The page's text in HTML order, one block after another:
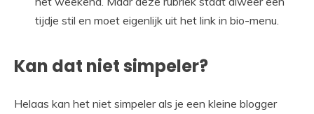
tijdje stil en moet eigenlijk uit het link in bio-menu.
Kan dat niet simpeler?
Helaas kan het niet simpeler als je een kleine blogger